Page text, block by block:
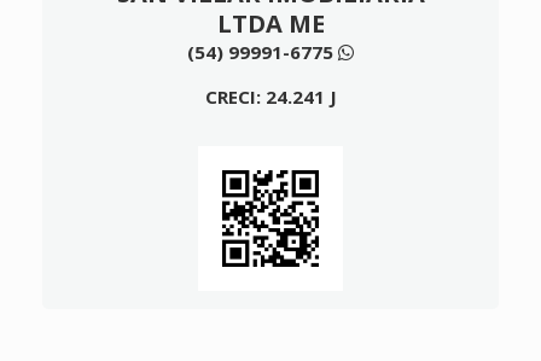
LTDA ME
(54) 99991-6775
CRECI: 24.241 J